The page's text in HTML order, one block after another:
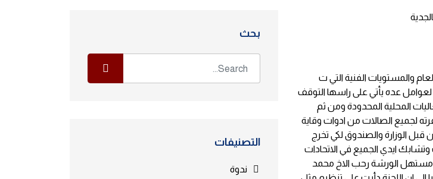
والمستويات الفنية التي ت
عده يأتي على راسها التوقف
المحلية المحدودة ومن ثم
لجميع الصالات من ادوات وقاية
الوزارة والصندوق لكي تخرج
ايدي الجميع في الاتحادات
مستهل الورشة رحب الاخ محمد
بحث
التصنيفات
ندوة